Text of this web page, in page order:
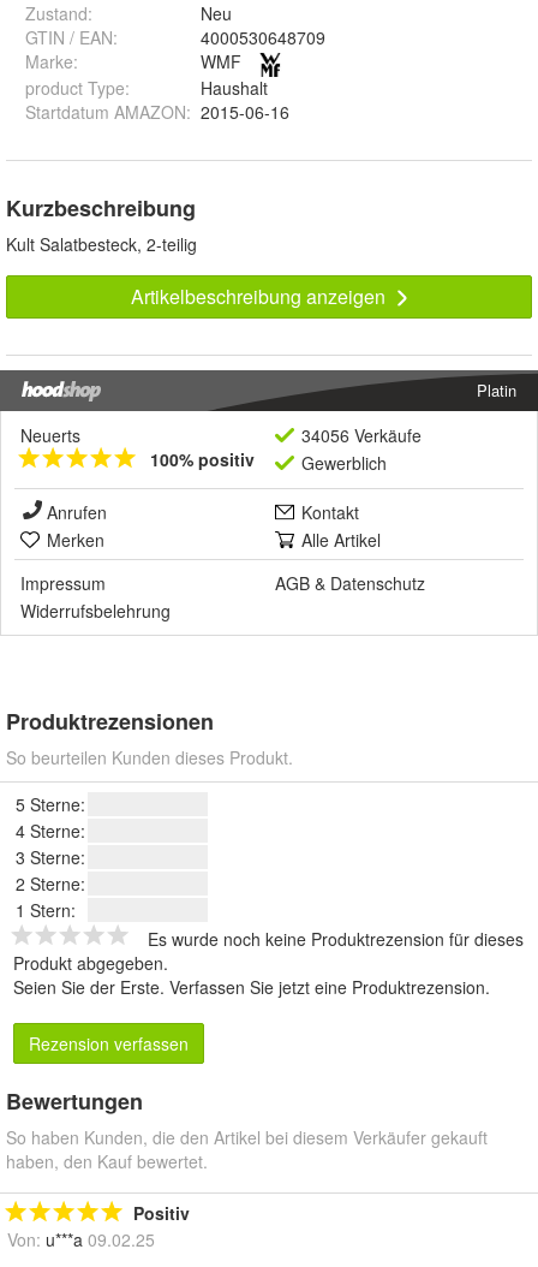
Zustand:
Neu
GTIN / EAN:
4000530648709
Marke:
WMF
product Type:
Haushalt
Startdatum AMAZON: 2015-06-16
Kurzbeschreibung
Kult Salatbesteck, 2-teilig
Artikelbeschreibung anzeigen
Platin
Neuerts
100% positiv
34056 Verkäufe
Gewerblich
Anrufen
Kontakt
Merken
Alle Artikel
Impressum
AGB & Datenschutz
Widerrufsbelehrung
Produktrezensionen
So beurteilen Kunden dieses Produkt.
5 Sterne:
4 Sterne:
3 Sterne:
2 Sterne:
1 Stern:
Es wurde noch keine Produktrezension für dieses
Produkt abgegeben.
Seien Sie der Erste. Verfassen Sie jetzt eine Produktrezension.
Rezension verfassen
Bewertungen
So haben Kunden, die den Artikel bei diesem Verkäufer gekauft
haben, den Kauf bewertet.
Positiv
Von: u***a 09.02.25